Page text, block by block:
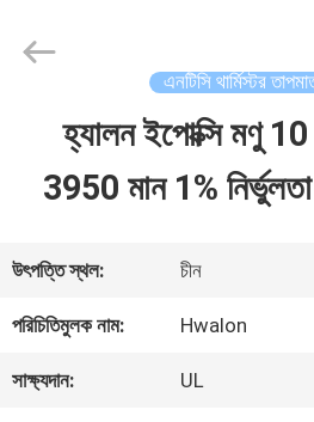
আমাদের
সম্বন্ধে
Hwalon
Electronic
এনটিসি থার্মিস্টর
হ্যালন ইপোক্সি মণু
3950 মান 1% নির্ভুলতা
উৎপত্তি স্থল: চীন
পরিচিতিমুলক নাম: Hwalon
সাক্ষ্যদান: UL